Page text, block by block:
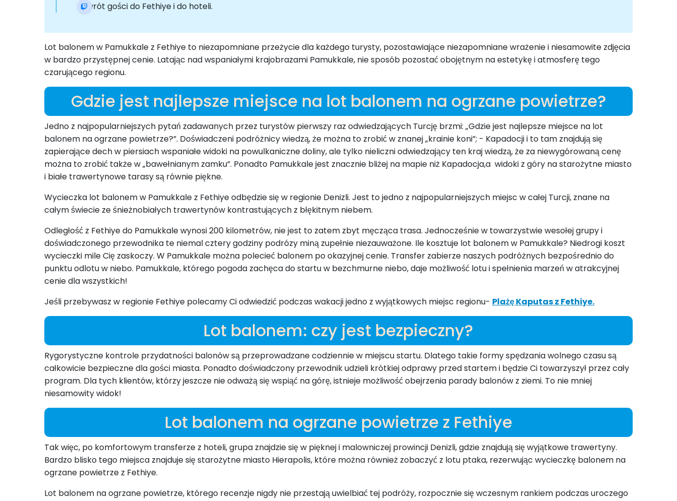
Powrót gości do Fethiye i do hoteli.
Lot balonem w Pamukkale z Fethiye to niezapomniane przeżycie dla każdego turysty, pozostawiające niezapomniane wrażenie i niesamowite zdjęcia
w bardzo przystępnej cenie. Latając nad wspaniałymi krajobrazami Pamukkale, nie sposób pozostać obojętnym na estetykę i atmosferę tego
czarującego regionu.
Gdzie jest najlepsze miejsce na lot balonem na ogrzane powietrze?
Jedno z najpopularniejszych pytań zadawanych przez turystów pierwszy raz odwiedzających Turcję brzmi: „Gdzie jest najlepsze miejsce na lot
balonem na ogrzane powietrze?”. Doświadczeni podróżnicy wiedzą, że można to zrobić w znanej „krainie koni”; - Kapadocji i to tam znajdują się
zapierające dech w piersiach wspaniałe widoki na powulkaniczne doliny, ale tylko nieliczni odwiedzający ten kraj wiedzą, że za niewygórowaną cenę
można to zrobić także w „bawełnianym zamku”. Ponadto Pamukkale jest znacznie bliżej na mapie niż Kapadocja,a widoki z góry na starożytne miasto
i białe trawertynowe tarasy są równie piękne.
Wycieczka lot balonem w Pamukkale z Fethiye odbędzie się w regionie Denizli. Jest to jedno z najpopularniejszych miejsc w całej Turcji, znane na
całym świecie ze śnieżnobiałych trawertynów kontrastujących z błękitnym niebem.
Odległość z Fethiye do Pamukkale wynosi 200 kilometrów, nie jest to zatem zbyt męcząca trasa. Jednocześnie w towarzystwie wesołej grupy i
doświadczonego przewodnika te niemal cztery godziny podrózy miną zupełnie niezauważone. Ile kosztuje lot balonem w Pamukkale? Niedrogi koszt
wycieczki mile Cię zaskoczy. W Pamukkale można polecieć balonem po okazyjnej cenie. Transfer zabierze naszych podróżnych bezpośrednio do
punktu odlotu w niebo. Pamukkale, którego pogoda zachęca do startu w bezchmurne niebo, daje możliwość lotu i spełnienia marzeń w atrakcyjnej
cenie dla wszystkich!
Jeśli przebywasz w regionie Fethiye polecamy Ci odwiedzić podczas wakacji jedno z wyjątkowych miejsc regionu- Plażę Kaputas z Fethiye.
Lot balonem: czy jest bezpieczny?
Rygorystyczne kontrole przydatności balonów są przeprowadzane codziennie w miejscu startu. Dlatego takie formy spędzania wolnego czasu są
całkowicie bezpieczne dla gości miasta. Ponadto doświadczony przewodnik udzieli krótkiej odprawy przed startem i będzie Ci towarzyszył przez cały
program. Dla tych klientów, którzy jeszcze nie odważą się wspiąć na górę, istnieje możliwość obejrzenia parady balonów z ziemi. To nie mniej
niesamowity widok!
Lot balonem na ogrzane powietrze z Fethiye
Tak więc, po komfortowym transferze z hoteli, grupa znajdzie się w pięknej i malowniczej prowincji Denizli, gdzie znajdują się wyjątkowe trawertyny.
Bardzo blisko tego miejsca znajduje się starożytne miasto Hierapolis, które można również zobaczyć z lotu ptaka, rezerwując wycieczkę balonem na
ogrzane powietrze z Fethiye.
Lot balonem na ogrzane powietrze, którego recenzje nigdy nie przestają uwielbiać tej podróży, rozpocznie się wczesnym rankiem podczas uroczego